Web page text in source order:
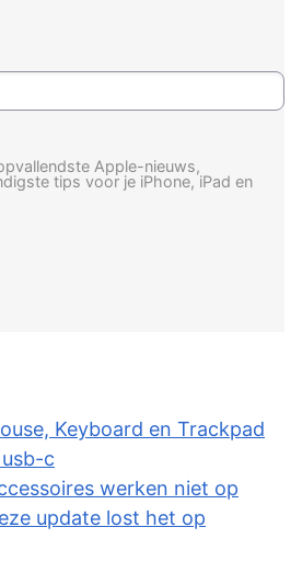
Apple-nieuws,
tips voor je iPhone, iPad en
Keyboard en Trackpad
c
werken niet op
update lost het op